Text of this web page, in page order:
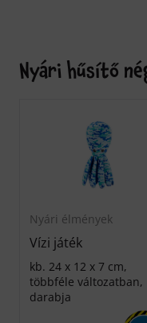
Nyári hűsítő
Nyári élmények
Vízi játék
kb. 24 x 12 x 7 cm,
többféle változatban,
darabja